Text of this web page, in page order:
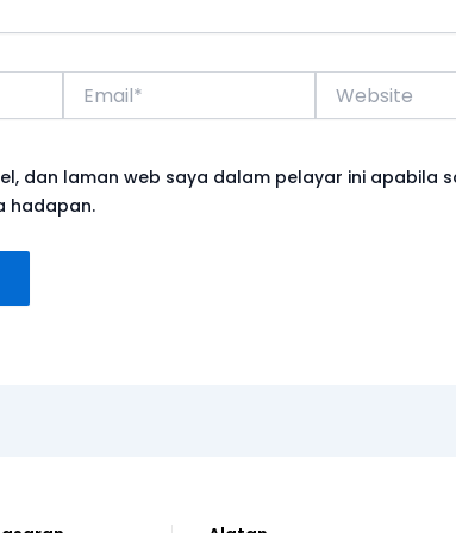
Website
dan laman web saya dalam pelayar ini apabila
hadapan.